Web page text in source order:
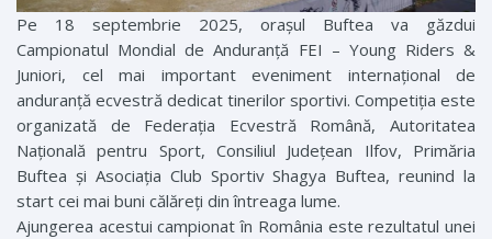
Pe 18 septembrie 2025, orașul Buftea va găzdui
Campionatul Mondial de Anduranță FEI – Young Riders &
Juniori, cel mai important eveniment internațional de
anduranță ecvestră dedicat tinerilor sportivi. Competiția este
organizată de Federația Ecvestră Română, Autoritatea
Națională pentru Sport, Consiliul Județean Ilfov, Primăria
Buftea și Asociația Club Sportiv Shagya Buftea, reunind la
start cei mai buni călăreți din întreaga lume.
Ajungerea acestui campionat în România este rezultatul unei